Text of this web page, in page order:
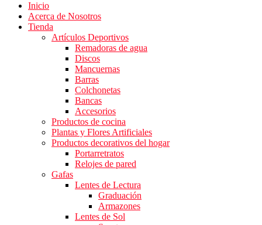
Inicio
Acerca de Nosotros
Tienda
Artículos Deportivos
Remadoras de agua
Discos
Mancuernas
Barras
Colchonetas
Bancas
Accesorios
Productos de cocina
Plantas y Flores Artificiales
Productos decorativos del hogar
Portarretratos
Relojes de pared
Gafas
Lentes de Lectura
Graduación
Armazones
Lentes de Sol